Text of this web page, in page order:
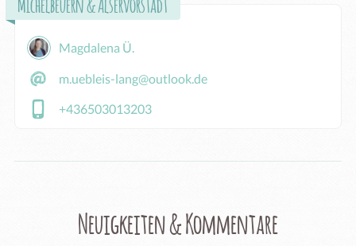
Magdalena Ü.
m.uebleis-lang@outlook.de
+436503013203
Neuigkeiten & Kommentare